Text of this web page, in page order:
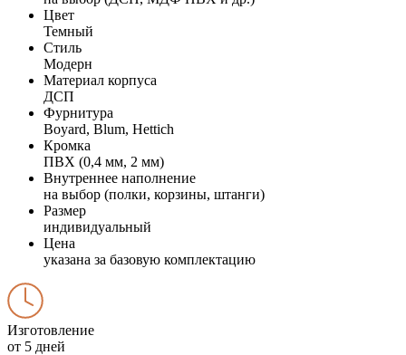
Цвет
Темный
Стиль
Модерн
Материал корпуса
ДСП
Фурнитура
Boyard, Blum, Hettich
Кромка
ПВХ (0,4 мм, 2 мм)
Внутреннее наполнение
на выбор (полки, корзины, штанги)
Размер
индивидуальный
Цена
указана за базовую комплектацию
Изготовление
от 5 дней